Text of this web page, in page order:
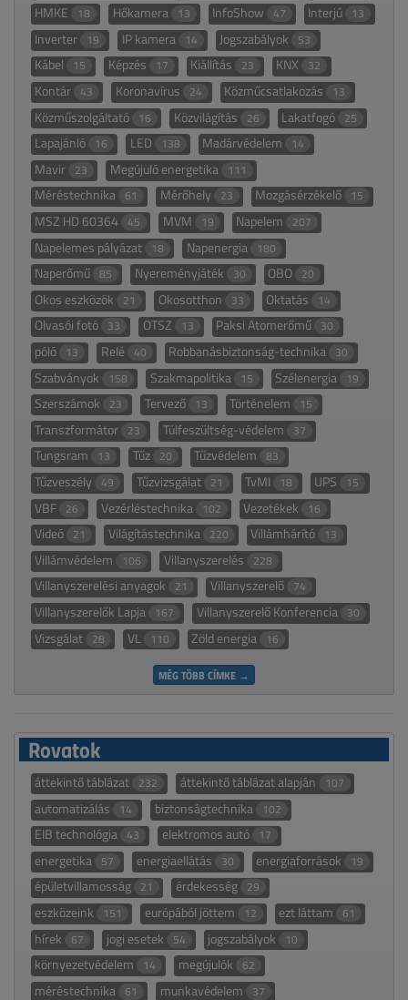
HMKE 18 Hőkamera 13 InfoShow 47 Interjú 13
Inverter 19 IP kamera 14 Jogszabályok 53
Kábel 15 Képzés 17 Kiállítás 23 KNX 32
Kontár 43 Koronavírus 24 Közműcsatlakozás 13
Közműszolgáltató 16 Közvilágítás 26 Lakatfogó 25
Lapajánló 16 LED 138 Madárvédelem 14
Mavir 23 Megújuló energetika 111
Méréstechnika 61 Mérőhely 23 Mozgásérzékelő 15
MSZ HD 60364 45 MVM 19 Napelem 207
Napelemes pályázat 18 Napenergia 180
Naperőmű 85 Nyereményjáték 30 OBO 20
Okos eszközök 21 Okosotthon 33 Oktatás 14
Olvasói fotó 33 OTSZ 13 Paksi Atomerőmű 30
póló 13 Relé 40 Robbanásbiztonság-technika 30
Szabványok 158 Szakmapolitika 15 Szélenergia 19
Szerszámok 23 Tervező 13 Történelem 15
Transzformátor 23 Túlfeszültség-védelem 37
Tungsram 13 Tűz 20 Tűzvédelem 83
Tűzveszély 49 Tűzvizsgálat 21 TvMI 18 UPS 15
VBF 26 Vezérléstechnika 102 Vezetékek 16
Videó 21 Világítástechnika 220 Villámhárító 13
Villámvédelem 106 Villanyszerelés 228
Villanyszerelési anyagok 21 Villanyszerelő 74
Villanyszerelők Lapja 167 Villanyszerelő Konferencia 30
Vizsgálat 28 VL 110 Zöld energia 16
MÉG TÖBB CÍMKE →
Rovatok
áttekintő táblázat 232 áttekintő táblázat alapján 107
automatizálás 14 biztonságtechnika 102
EIB technológia 43 elektromos autó 17
energetika 57 energiaellátás 30 energiaforrások 19
épületvillamosság 21 érdekesség 29
eszközeink 151 európából jöttem 12 ezt láttam 61
hírek 67 jogi esetek 54 jogszabályok 10
környezetvédelem 14 megújulók 62
méréstechnika 61 munkavédelem 37